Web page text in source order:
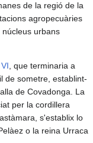
de la regió de la
agropecuàries
urbans
, que terminaria a
de sometre, establint-
de Covadonga. La
per la cordillera
s'establix lo
o la reina Urraca